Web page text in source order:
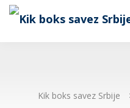
Kik boks savez Srbije